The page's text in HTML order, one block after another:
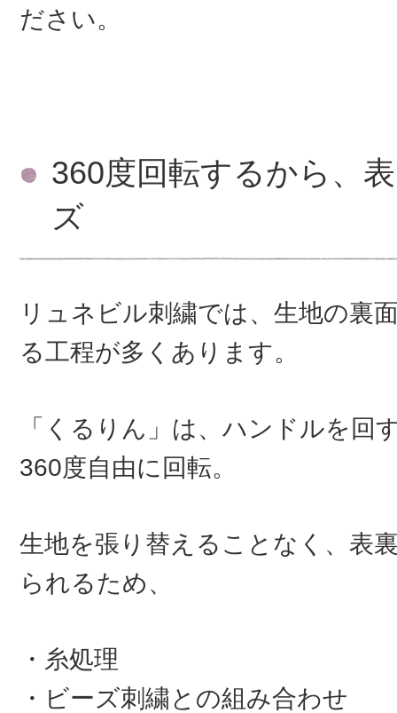
ださい。
360度回転するから、
ズ
リュネビル刺繍では、生地の裏
る工程が多くあります。
「くるりん」は、ハンドルを回
360度自由に回転。
生地を張り替えることなく、表
られるため、
・糸処理
・ビーズ刺繍との組み合わせ